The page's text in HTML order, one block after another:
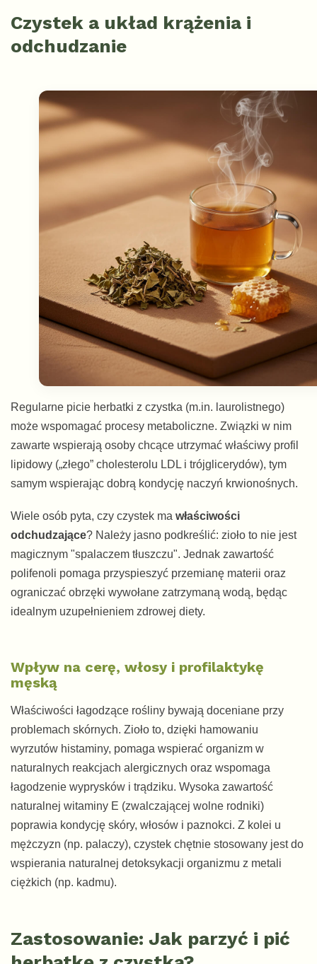
Czystek a układ krążenia i
odchudzanie
Regularne picie herbatki z czystka (m.in. laurolistnego)
może wspomagać procesy metaboliczne. Związki w nim
zawarte wspierają osoby chcące utrzymać właściwy profil
lipidowy („złego” cholesterolu LDL i trójglicerydów), tym
samym wspierając dobrą kondycję naczyń krwionośnych.
Wiele osób pyta, czy czystek ma właściwości
odchudzające? Należy jasno podkreślić: zioło to nie jest
magicznym "spalaczem tłuszczu". Jednak zawartość
polifenoli pomaga przyspieszyć przemianę materii oraz
ograniczać obrzęki wywołane zatrzymaną wodą, będąc
idealnym uzupełnieniem zdrowej diety.
Wpływ na cerę, włosy i profilaktykę
męską
Właściwości łagodzące rośliny bywają doceniane przy
problemach skórnych. Zioło to, dzięki hamowaniu
wyrzutów histaminy, pomaga wspierać organizm w
naturalnych reakcjach alergicznych oraz wspomaga
łagodzenie wyprysków i trądziku. Wysoka zawartość
naturalnej witaminy E (zwalczającej wolne rodniki)
poprawia kondycję skóry, włosów i paznokci. Z kolei u
mężczyzn (np. palaczy), czystek chętnie stosowany jest do
wspierania naturalnej detoksykacji organizmu z metali
ciężkich (np. kadmu).
Zastosowanie: Jak parzyć i pić